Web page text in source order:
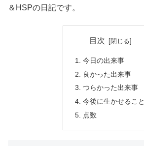
＆HSPの日記です。
目次
今日の出来事
良かった出来事
つらかった出来事
今後に生かせること
点数